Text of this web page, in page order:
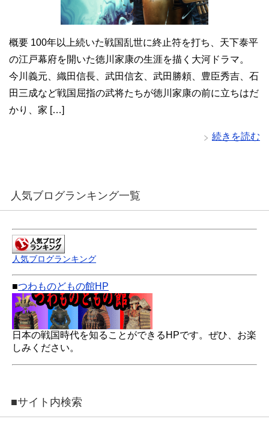
概要 100年以上続いた戦国乱世に終止符を打ち、天下泰平
の江戸幕府を開いた徳川家康の生涯を描く大河ドラマ。
今川義元、織田信長、武田信玄、武田勝頼、豊臣秀吉、石
田三成など戦国屈指の武将たちが徳川家康の前に立ちはだ
かり、家 […]
続きを読む
人気ブログランキング一覧
人気ブログランキング
■つわものどもの館HP
日本の戦国時代を知ることができるHPです。ぜひ、お楽
しみください。
■サイト内検索